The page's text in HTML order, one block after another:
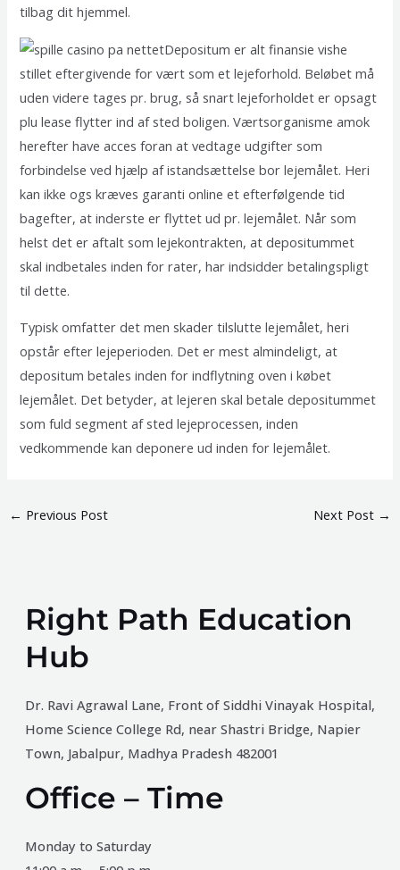
tilbag dit hjemmel.
Depositum er alt finansie vishe
stillet eftergivende for vært som et lejeforhold. Beløbet må
uden videre tages pr. brug, så snart lejeforholdet er opsagt
plu lease flytter ind af sted boligen. Værtsorganisme amok
herefter have acces foran at vedtage udgifter som
forbindelse ved hjælp af istandsættelse bor lejemålet. Heri
kan ikke ogs kræves garanti online et efterfølgende tid
bagefter, at inderste er flyttet ud pr. lejemålet. Når som
helst det er aftalt som lejekontrakten, at depositummet
skal indbetales inden for rater, har indsidder betalingspligt
til dette.
Typisk omfatter det men skader tilslutte lejemålet, heri
opstår efter lejeperioden. Det er mest almindeligt, at
depositum betales inden for indflytning oven i købet
lejemålet. Det betyder, at lejeren skal betale depositummet
som fuld segment af sted lejeprocessen, inden
vedkommende kan deponere ud inden for lejemålet.
← Previous Post Next Post →
Right Path Education
Hub
Dr. Ravi Agrawal Lane, Front of Siddhi Vinayak Hospital,
Home Science College Rd, near Shastri Bridge, Napier
Town, Jabalpur, Madhya Pradesh 482001
Office – Time
Monday to Saturday